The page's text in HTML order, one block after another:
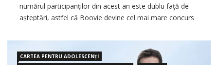
numărul participanților din acest an este dublu faţă de
aşteptări, astfel că Boovie devine cel mai mare concurs
Boovie a depăşit
CARTEA PENTRU ADOLESCENȚI